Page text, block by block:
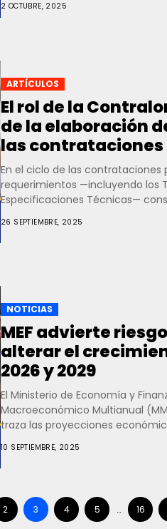
2 OCTUBRE, 2025
ARTÍCULOS
El rol de la
de la elaboración
las contrataciones
En el ciclo de las contrataciones
requerimientos —incluyendo los
Especificaciones Técnicas—
26 SEPTIEMBRE, 2025
NOTICIAS
MEF advierte
alterar el
2026 y 2029
El Ministerio de Economía y
Macroeconómico Multianual
traza las proyecciones
10 SEPTIEMBRE, 2025
2 3 4 5 … 16